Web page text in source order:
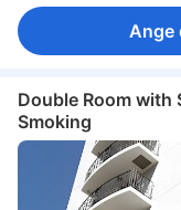
Ange
Double Room with
Smoking